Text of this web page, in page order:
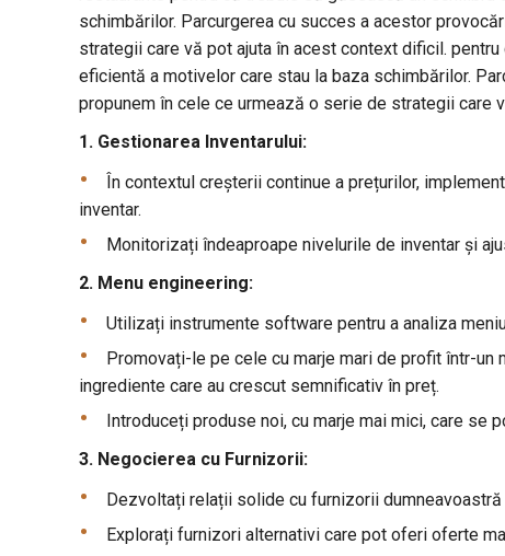
schimbărilor. Parcurgerea cu succes a acestor
strategii care vă pot ajuta în acest context dificil.
eficientă a motivelor care stau la baza schimbărilor.
propunem în cele ce urmează o serie de strategii care
1. Gestionarea Inventarului:
În contextul creșterii continue a prețurilor,
inventar.
Monitorizați îndeaproape nivelurile de inventar și
2. Menu engineering:
Utilizați instrumente software pentru a analiza
Promovați-le pe cele cu marje mari de profit într-
ingrediente care au crescut semnificativ în preț.
Introduceți produse noi, cu marje mai mici, care se
3. Negocierea cu Furnizorii:
Dezvoltați relații solide cu furnizorii
Explorați furnizori alternativi care pot oferi oferte